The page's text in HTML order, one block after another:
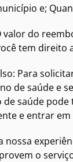
e;
do
tem
Para
de saúde e
de saúde
e entrar
nossa
o